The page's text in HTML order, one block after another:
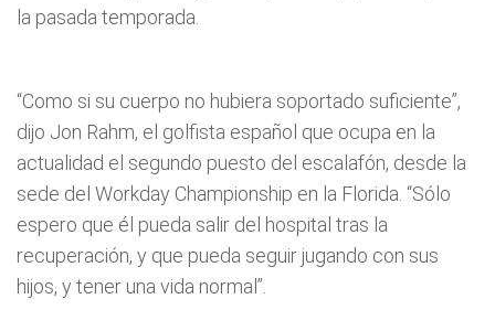
la pasada temporada.
“Como si su cuerpo no hubiera soportado suficiente”,
dijo Jon Rahm, el golfista español que ocupa en la
actualidad el segundo puesto del escalafón, desde la
sede del Workday Championship en la Florida. “Sólo
espero que él pueda salir del hospital tras la
recuperación, y que pueda seguir jugando con sus
hijos, y tener una vida normal”.